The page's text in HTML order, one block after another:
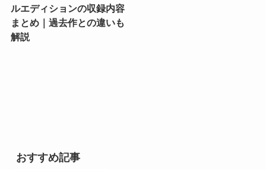
ルエディションの収録内容
まとめ｜過去作との違いも
解説
おすすめ記事